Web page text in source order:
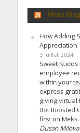
Meks Blog
How Adding
Appreciation
3 juillet 2024
Sweet
employee
within your
express
giving virtual
Bot Boosted
first on Meks.
Dusan